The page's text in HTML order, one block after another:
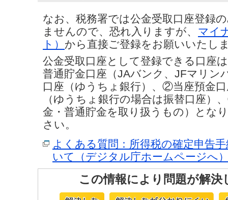
なお、税務署では公金受取口座登録
ませんので、恐れ入りますが、 マイ
ト） から直接ご登録をお願いいたし
公金受取口座として登録できる口座
普通貯金口座（JAバンク、JFマリン
口座（ゆうちょ銀行）、②当座預金
（ゆうちょ銀行の場合は振替口座）
金・普通貯金を取り扱うもの）とな
さい。
よくある質問：所得税の確定申告
いて（デジタル庁ホームページへ
この情報により問題が解決